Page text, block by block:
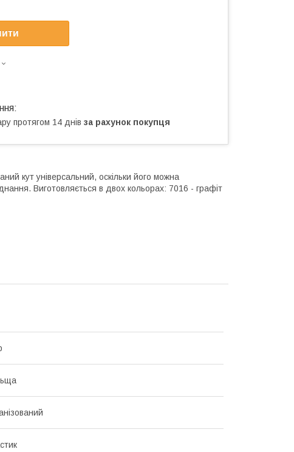
протягом 14 днів за рахунок покупця
кут універсальний, оскільки його можна
Виготовляється в двох кольорах: 7016 - графіт